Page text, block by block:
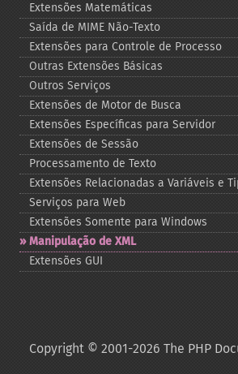
Extensões Matemáticas
Saída de MIME Não-​Texto
Extensões para Controle de Processo
Outras Extensões Básicas
Outros Serviços
Extensões de Motor de Busca
Extensões Específicas para Servidor
Extensões de Sessão
Processamento de Texto
Extensões Relacionadas a Variáveis e
Serviços para Web
Extensões Somente para Windows
Manipulação de XML
Extensões GUI
Copyright © 2001-2026 The PHP